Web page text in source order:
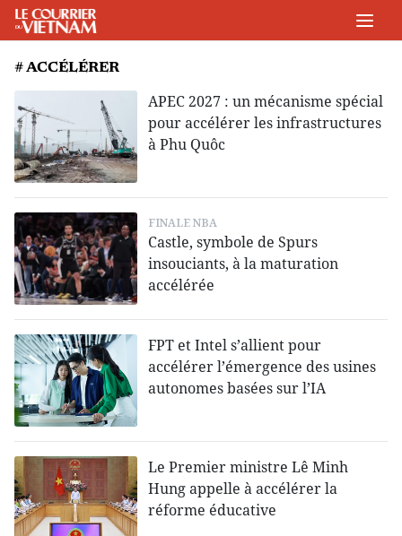
# ACCÉLÉRER
APEC 2027 : un mécanisme spécial
pour accélérer les infrastructures
à Phu Quôc
FINALE NBA
Castle, symbole de Spurs
insouciants, à la maturation
accélérée
FPT et Intel s’allient pour
accélérer l’émergence des usines
autonomes basées sur l’IA
Le Premier ministre Lê Minh
Hung appelle à accélérer la
réforme éducative